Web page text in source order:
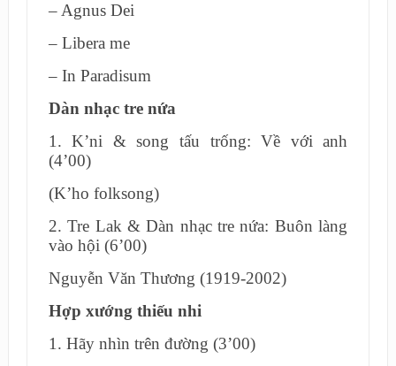
– Agnus Dei
– Libera me
– In Paradisum
Dàn nhạc tre nứa
1. K’ni & song tấu trống: Về với anh
(4’00)
(K’ho folksong)
2. Tre Lak & Dàn nhạc tre nứa: Buôn làng
vào hội (6’00)
Nguyễn Văn Thương (1919-2002)
Hợp xướng thiếu nhi
1. Hãy nhìn trên đường (3’00)